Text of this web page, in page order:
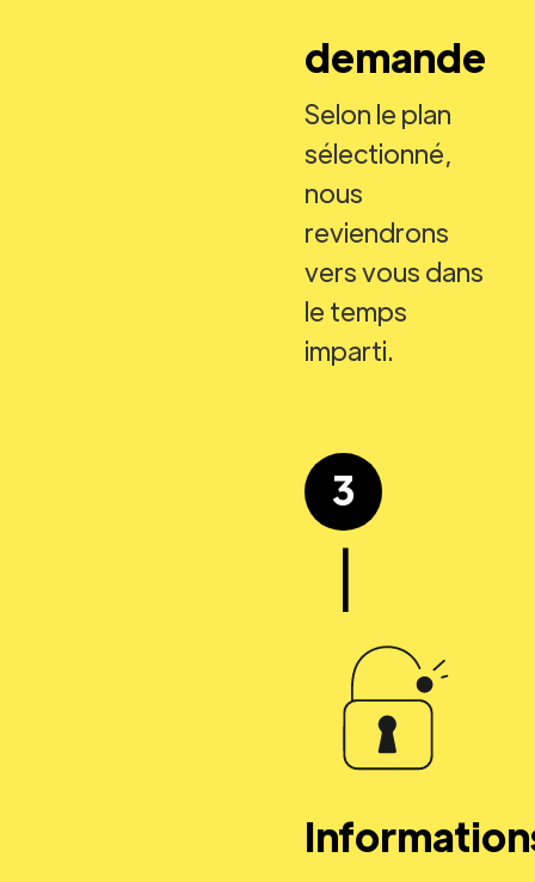
demande
Selon le plan
sélectionné,
nous
reviendrons
vers vous dans
le temps
imparti.
3
|